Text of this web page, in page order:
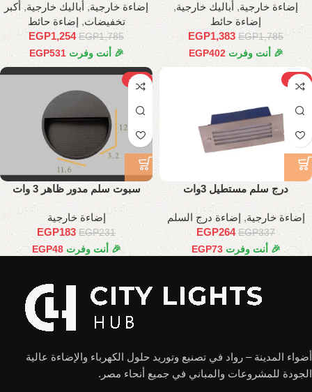
إضاءة خارجية, أباليك خارجية,
إضاءة حائط
EGP1,785
EGP1,383
🎉 أنت وفرت EGP402
إضاءة خارجية, أباليك خارجية,أكبر
تخفيضات, إضاءة حائط
EGP1,785
EGP1,254
🎉 أنت وفرت EGP531
-22%
درج سلم مستطيل 3وات
إضاءة خارجية, إضاءة درج السلم
EGP337
EGP264
🎉 أنت وفرت EGP73
-21%
سبوت سلم مدور ظاهر 3 وات
إضاءة خارجية
EGP231
EGP183
🎉 أنت وفرت EGP48
أضواء المدينة – رواد في تصنيع وتوريد حلول الكهرباء والإضاءة عالية
الجودة للمشروعات والمباني في جميع أنحاء مصر.